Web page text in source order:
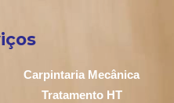
Carpintaria Mecânica
Tratamento HT